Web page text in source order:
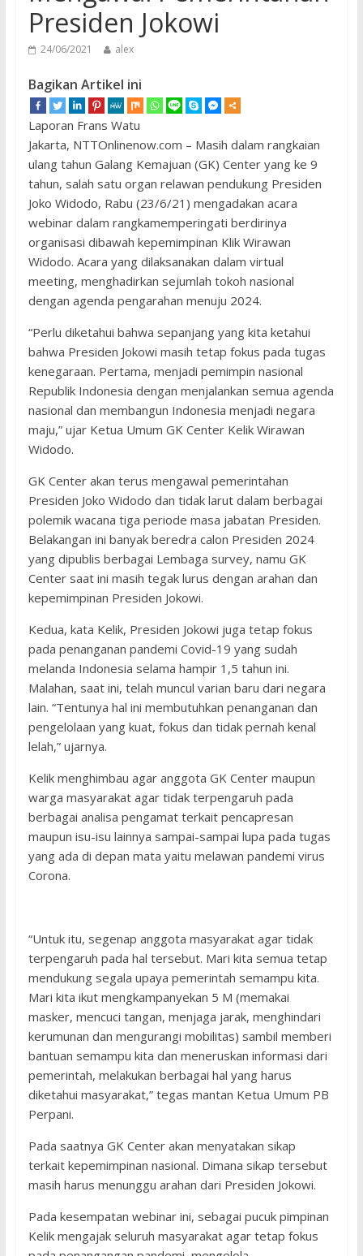
Presiden Jokowi
24/06/2021 alex
Bagikan Artikel ini
Laporan Frans Watu
Jakarta, NTTOnlinenow.com – Masih dalam rangkaian
ulang tahun Galang Kemajuan (GK) Center yang ke 9
tahun, salah satu organ relawan pendukung Presiden
Joko Widodo, Rabu (23/6/21) mengadakan acara
webinar dalam rangkamemperingati berdirinya
organisasi dibawah kepemimpinan Klik Wirawan
Widodo. Acara yang dilaksanakan dalam virtual
meeting, menghadirkan sejumlah tokoh nasional
dengan agenda pengarahan menuju 2024.
“Perlu diketahui bahwa sepanjang yang kita ketahui
bahwa Presiden Jokowi masih tetap fokus pada tugas
kenegaraan. Pertama, menjadi pemimpin nasional
Republik Indonesia dengan menjalankan semua agenda
nasional dan membangun Indonesia menjadi negara
maju,” ujar Ketua Umum GK Center Kelik Wirawan
Widodo.
GK Center akan terus mengawal pemerintahan
Presiden Joko Widodo dan tidak larut dalam berbagai
polemik wacana tiga periode masa jabatan Presiden.
Belakangan ini banyak beredra calon Presiden 2024
yang dipublis berbagai Lembaga survey, namu GK
Center saat ini masih tegak lurus dengan arahan dan
kepemimpinan Presiden Jokowi.
Kedua, kata Kelik, Presiden Jokowi juga tetap fokus
pada penanganan pandemi Covid-19 yang sudah
melanda Indonesia selama hampir 1,5 tahun ini.
Malahan, saat ini, telah muncul varian baru dari negara
lain. “Tentunya hal ini membutuhkan penanganan dan
pengelolaan yang kuat, fokus dan tidak pernah kenal
lelah,” ujarnya.
Kelik menghimbau agar anggota GK Center maupun
warga masyarakat agar tidak terpengaruh pada
berbagai analisa pengamat terkait pencapresan
maupun isu-isu lainnya sampai-sampai lupa pada tugas
yang ada di depan mata yaitu melawan pandemi virus
Corona.
“Untuk itu, segenap anggota masyarakat agar tidak
terpengaruh pada hal tersebut. Mari kita semua tetap
mendukung segala upaya pemerintah semampu kita.
Mari kita ikut mengkampanyekan 5 M (memakai
masker, mencuci tangan, menjaga jarak, menghindari
kerumunan dan mengurangi mobilitas) sambil memberi
bantuan semampu kita dan meneruskan informasi dari
pemerintah, melakukan berbagai hal yang harus
diketahui masyarakat,” tegas mantan Ketua Umum PB
Perpani.
Pada saatnya GK Center akan menyatakan sikap
terkait kepemimpinan nasional. Dimana sikap tersebut
masih harus menunggu arahan dari Presiden Jokowi.
Pada kesempatan webinar ini, sebagai pucuk pimpinan
Kelik mengajak seluruh masyarakat agar tetap fokus